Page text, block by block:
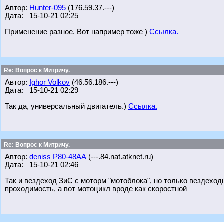
Автор: Hunter-095 (176.59.37.---)
Дата: 15-10-21 02:25
Применение разное. Вот например тоже ) Ссылка.
Re: Вопрос к Митричу.
Автор: Ighor Volkov (46.56.186.---)
Дата: 15-10-21 02:29
Так да, универсальный двигатель.) Ссылка.
Re: Вопрос к Митричу.
Автор: deniss Р80-48АА (---.84.nat.atknet.ru)
Дата: 15-10-21 02:46
Так и вездеход ЗиС с моторм "мотоблока", но только
проходимость, а вот мотоцикл вроде как скоростной